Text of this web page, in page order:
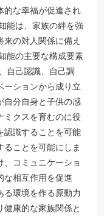
的な幸福が促進され
能は、家族の絆を強
の対人関係に備え
能の主要な構成要素
自己認識、自己調
ーションから成り立
自分自身と子供の感
ミクスを育むのに役
認識することを可能
ことを可能にしま
コミュニケーショ
な相互作用を促進
る環境を作る原動力
康的な家族関係と